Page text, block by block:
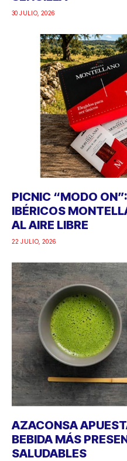
30 JULIO, 2026
PICNIC “MODO
IBÉRICOS
AL AIRE LIBRE
22 JULIO, 2026
AZACONSA
BEBIDA MÁS
SALUDABLES